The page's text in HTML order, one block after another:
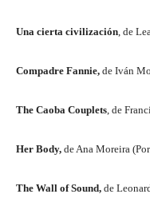
Una cierta civilización, de
Compadre Fannie, de Iván
The Caoba Couplets, de
Her Body, de Ana Moreira
The Wall of Sound, de